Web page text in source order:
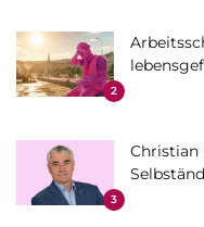
2
3
Christian